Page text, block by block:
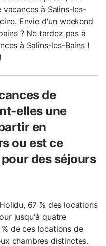
à Salins-les-
Envie d'un weekend
? Ne tardez pas à
à Salins-les-Bains !
de
elles une
en
ou est ce
des séjours
67 % des locations
jusqu'à quatre
de ces locations de
chambres distinctes.